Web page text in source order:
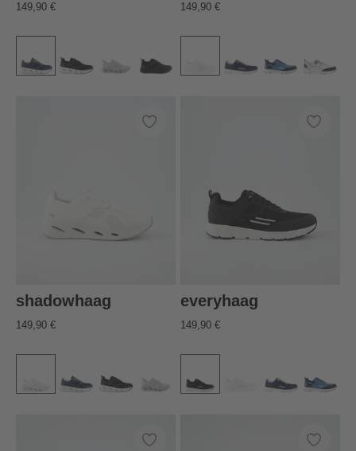
149,90 € 149,90 €
shadowhaag
149,90 €
everyhaag
149,90 €